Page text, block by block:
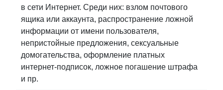
в сети Интернет. Среди них: взлом почтового
ящика или аккаунта, распространение ложной
информации от имени пользователя,
непристойные предложения, сексуальные
домогательства, оформление платных
интернет-подписок, ложное погашение штрафа
и пр.